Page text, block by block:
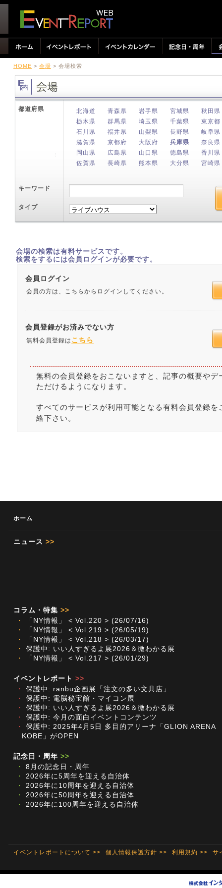
HOME > 会場 > 会場検索
都道府県 北海道 青森県 岩手県 宮城県
秋田県
栃木県
群馬県 埼玉県 千葉県
東京都
石川県
福井県 山梨県 長野県
岐阜県
滋賀県
京都府 大阪府 兵庫県
奈良県
岡山県
広島県 山口県 徳島県
香川県
佐賀県
長崎県 熊本県 大分県 宮崎県
キーワード
タイプ
会場の検索は有料サービスです。
検索をするには会員ログインが必要です。
会員ログイン
会員の方は、こちらからログインしてください。
会員登録がお済みでない方
無料会員登録は こちら
無料の会員登録をおこないますと、記事の概要や
ただけるようになります。
すべてのサービスが利用可能となる有料会員登録を
絡下さい。
ホーム
ニュース >>
コラム・特集 >>
・
「NY情報」 < Vol.220 > (26/07/16)
・
「NY情報」 < Vol.219 > (26/05/19)
・
「NY情報」 < Vol.218 > (26/03/17)
・
保護中: いい人すぎるよ展2026＆微わかる展
・
「NY情報」 < Vol.217 > (26/01/29)
イベントレポート >>
・
保護中: ranbu企画展「注文の多い文具店」
・
保護中: 電脳秘宝館・マイコン展
・
保護中: いい人すぎるよ展2026＆微わかる展
・
保護中: 今月の面白イベントコンテンツ
・
保護中: 2025年4月5日 多目的アリーナ「GLION ARENA
KOBE」がOPEN
記念日・周年 >>
・
8月の記念日・周年
・
2026年に5周年を迎える自治体
・
2026年に10周年を迎える自治体
・
2026年に50周年を迎える自治体
・
2026年に100周年を迎える自治体
イベントレポートについて >> 個人情報保護方針 >> 利用規約 >> サ